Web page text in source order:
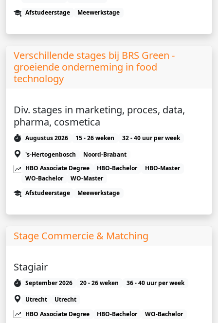
Afstudeerstage
Meewerkstage
Verschillende stages bij BRS Green -
groeiende onderneming in food
technology
Div. stages in marketing, proces, data,
pharma, cosmetica
Augustus 2026 15 - 26 weken
32 - 40 uur per week
's-Hertogenbosch
Noord-Brabant
HBO Associate Degree
HBO-Bachelor
HBO-Master
WO-Bachelor
WO-Master
Afstudeerstage
Meewerkstage
Stage Commercie & Matching
Stagiair
September 2026 20 - 26 weken
36 - 40 uur per week
Utrecht
Utrecht
HBO Associate Degree
HBO-Bachelor
WO-Bachelor